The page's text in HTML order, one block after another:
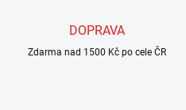
DOPRAVA
Zdarma nad 1500 Kč po cele ČR